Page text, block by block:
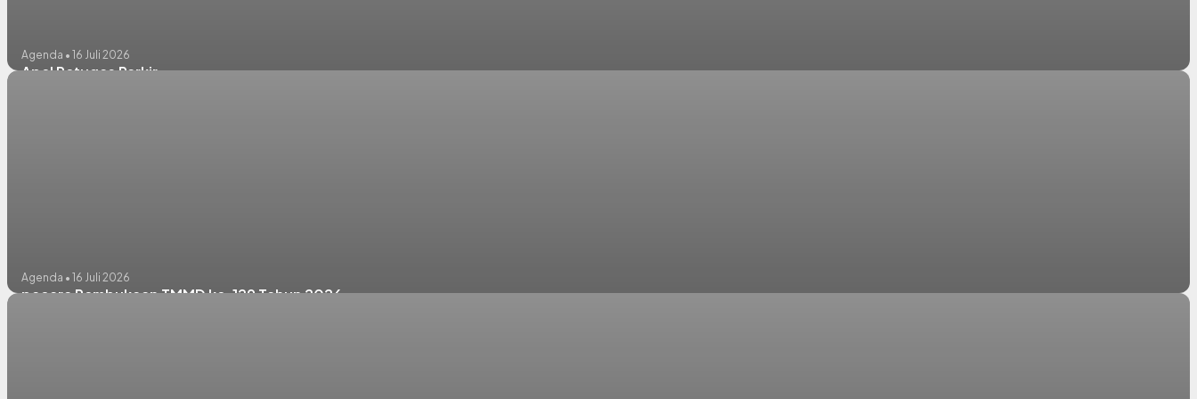
Agenda • 16 Juli 2026
Apel Petugas Parkir
Agenda • 16 Juli 2026
pacara Pembukaan TMMD ke-129 Tahun 2026